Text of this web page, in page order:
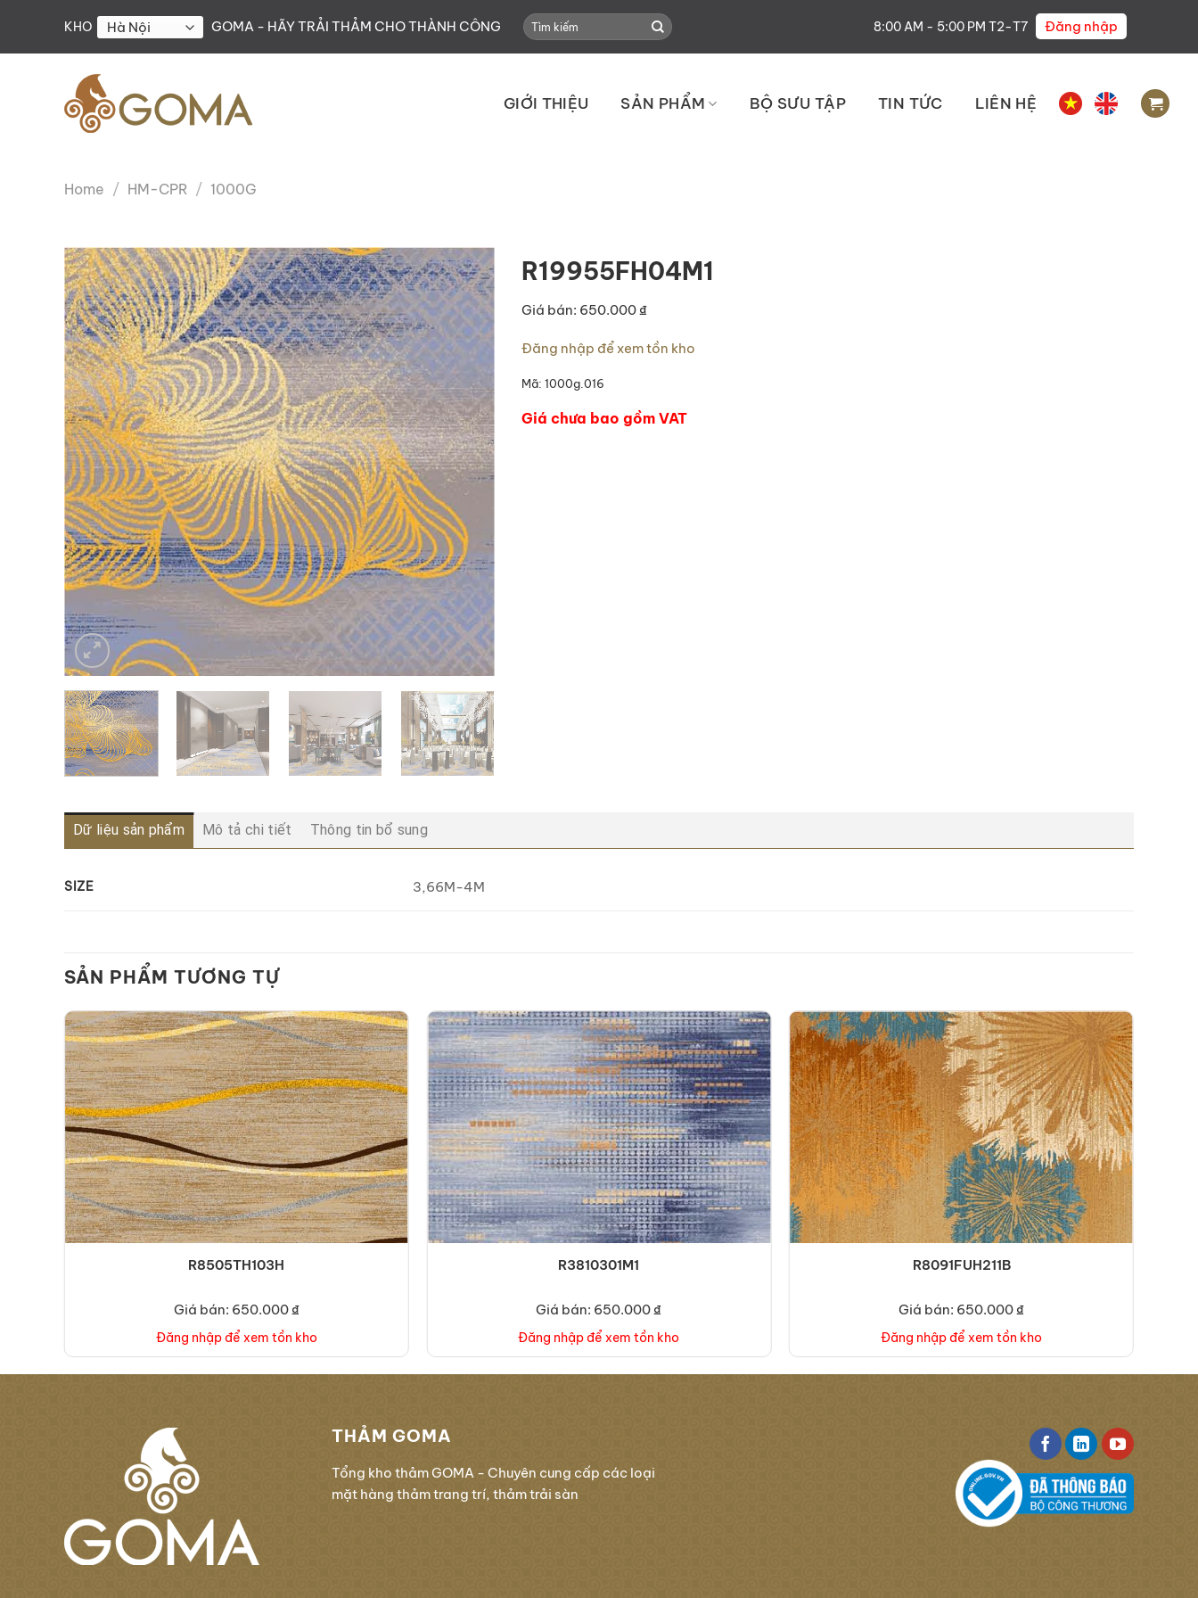
content
KHO GOMA - HÃY TRẢI THẢM CHO THÀNH CÔNG
Search
for:
8:00 AM - 5:00 PM T2-T7 Đăng nhập
GIỚI THIỆU SẢN PHẨM BỘ SƯU TẬP TIN TỨC LIÊN HỆ
Home / HM-CPR / 1000G
R19955FH04M1
Giá bán: 650.000 ₫
Đăng nhập để xem tồn kho
Mã: 1000g.016
Giá chưa bao gồm VAT
Dữ liệu sản phẩm Mô tả chi tiết Thông tin bổ sung
SIZE 3,66M-4M
SẢN PHẨM TƯƠNG TỰ
R8505TH103H
Giá bán: 650.000 ₫
Đăng nhập để xem tồn kho
R3810301M1
Giá bán: 650.000 ₫
Đăng nhập để xem tồn kho
R8091FUH211B
Giá bán: 650.000 ₫
Đăng nhập để xem tồn kho
THẢM GOMA
Tổng kho thảm GOMA - Chuyên cung cấp các loại
mặt hàng thảm trang trí, thảm trải sàn